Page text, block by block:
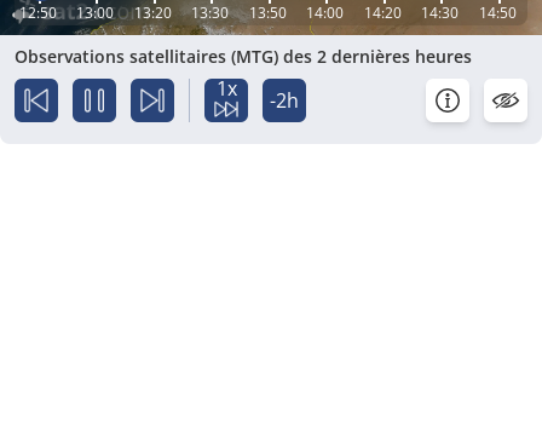
12:50 13:00 13:20 13:30 13:50 14:00 14:20 14:30 14:50
Observations satellitaires (MTG) des 2 dernières heures
1x -2h